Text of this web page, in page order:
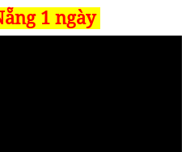
1 ngày